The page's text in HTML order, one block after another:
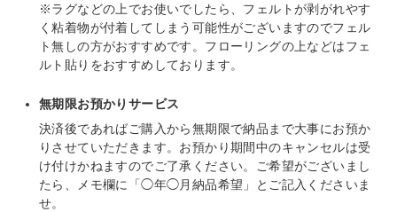
※ラグなどの上でお使いでしたら、フェルトが剥がれやす
く粘着物が付着してしまう可能性がございますのでフェル
ト無しの方がおすすめです。フローリングの上などはフェ
ルト貼りをおすすめしております。
無期限お預かりサービス
決済後であればご購入から無期限で納品まで大事にお預か
りさせていただきます。お預かり期間中のキャンセルは受
け付けかねますのでご了承ください。ご希望がございまし
たら、メモ欄に「◯年◯月納品希望」とご記入くださいま
せ。